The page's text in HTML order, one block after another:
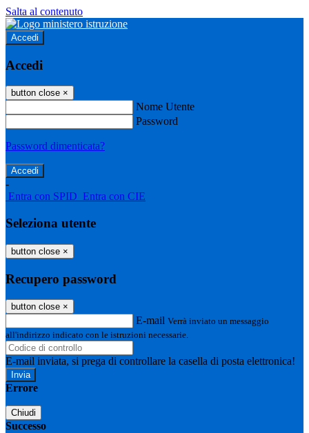
Salta al contenuto
Accedi
Accedi
button close ×
Nome Utente
Password
Password dimenticata?
-
Entra con SPID Entra con CIE
Seleziona utente
button close ×
Recupero password
button close ×
E-mail Verrà inviato un messaggio
all'indirizzo indicato con le istruzioni necessarie.
E-mail inviata, si prega di controllare la casella di posta elettronica!
Errore
Chiudi
Successo